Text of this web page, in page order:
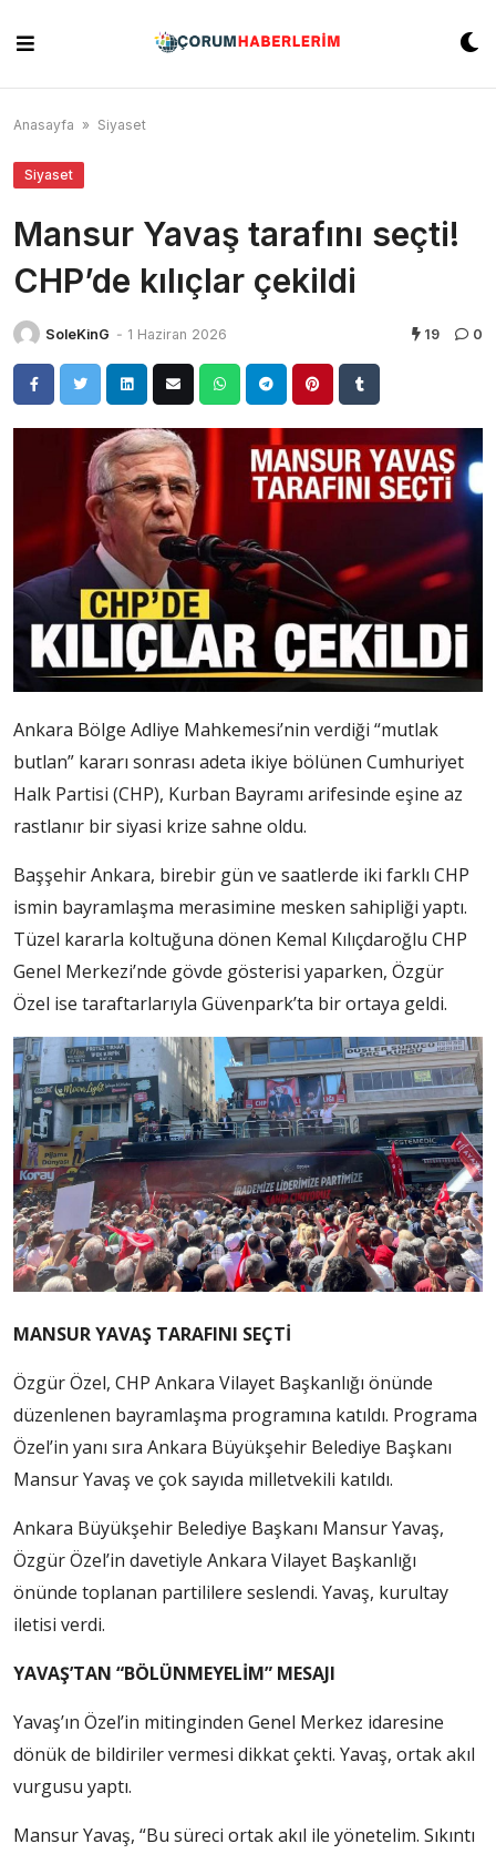
content
Anasayfa » Siyaset
Siyaset
Mansur Yavaş tarafını seçti!
CHP’de kılıçlar çekildi
SoleKinG - 1 Haziran 2026 19 0
Ankara Bölge Adliye Mahkemesi’nin verdiği “mutlak
butlan” kararı sonrası adeta ikiye bölünen Cumhuriyet
Halk Partisi (CHP), Kurban Bayramı arifesinde eşine az
rastlanır bir siyasi krize sahne oldu.
Başşehir Ankara, birebir gün ve saatlerde iki farklı CHP
ismin bayramlaşma merasimine mesken sahipliği yaptı.
Tüzel kararla koltuğuna dönen Kemal Kılıçdaroğlu CHP
Genel Merkezi’nde gövde gösterisi yaparken, Özgür
Özel ise taraftarlarıyla Güvenpark’ta bir ortaya geldi.
MANSUR YAVAŞ TARAFINI SEÇTİ
Özgür Özel, CHP Ankara Vilayet Başkanlığı önünde
düzenlenen bayramlaşma programına katıldı. Programa
Özel’in yanı sıra Ankara Büyükşehir Belediye Başkanı
Mansur Yavaş ve çok sayıda milletvekili katıldı.
Ankara Büyükşehir Belediye Başkanı Mansur Yavaş,
Özgür Özel’in davetiyle Ankara Vilayet Başkanlığı
önünde toplanan partililere seslendi. Yavaş, kurultay
iletisi verdi.
YAVAŞ’TAN “BÖLÜNMEYELİM” MESAJI
Yavaş’ın Özel’in mitinginden Genel Merkez idaresine
dönük de bildiriler vermesi dikkat çekti. Yavaş, ortak akıl
vurgusu yaptı.
Mansur Yavaş, “Bu süreci ortak akıl ile yönetelim. Sıkıntı